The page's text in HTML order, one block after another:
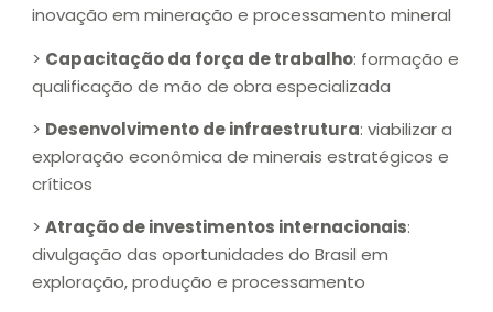
inovação em mineração e processamento mineral
> Capacitação da força de trabalho: formação e
qualificação de mão de obra especializada
> Desenvolvimento de infraestrutura: viabilizar a
exploração econômica de minerais estratégicos e
críticos
> Atração de investimentos internacionais:
divulgação das oportunidades do Brasil em
exploração, produção e processamento